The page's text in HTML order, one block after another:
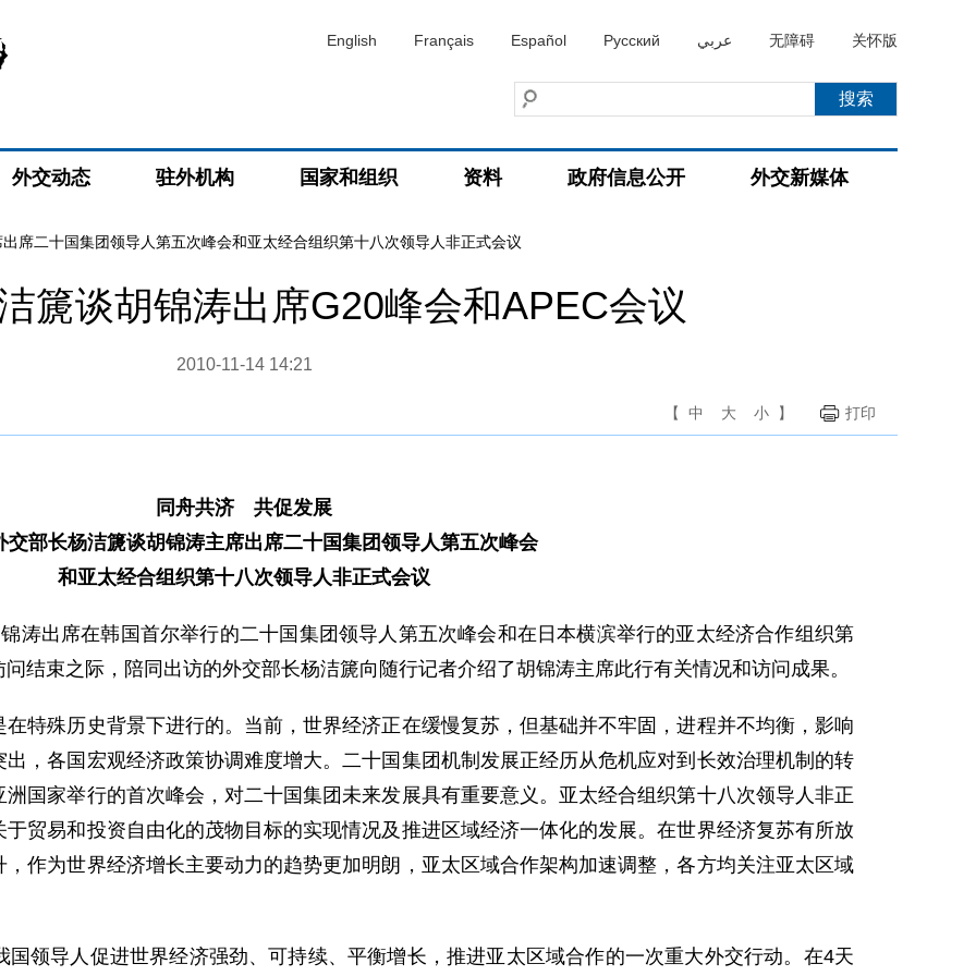
English Français Español Русский عربي 无障碍 关怀版
外交动态 驻外机构 国家和组织 资料 政府信息公开 外交新媒体
席二十国集团领导人第五次峰会和亚太经合组织第十八次领导人非正式会议
篪谈胡锦涛出席G20峰会和APEC会议
2010-11-14 14:21
【 中 大 小 】 打印
同舟共济 共促发展
部长杨洁篪谈胡锦涛主席出席二十国集团领导人第五次峰会
和亚太经合组织第十八次领导人非正式会议
出席在韩国首尔举行的二十国集团领导人第五次峰会和在日本横滨举行的亚太经济合作组织第
结束之际，陪同出访的外交部长杨洁篪向随行记者介绍了胡锦涛主席此行有关情况和访问成果。
殊历史背景下进行的。当前，世界经济正在缓慢复苏，但基础并不牢固，进程并不均衡，影响
，各国宏观经济政策协调难度增大。二十国集团机制发展正经历从危机应对到长效治理机制的转
国家举行的首次峰会，对二十国集团未来发展具有重要意义。亚太经合组织第十八次领导人非正
贸易和投资自由化的茂物目标的实现情况及推进区域经济一体化的发展。在世界经济复苏有所放
作为世界经济增长主要动力的趋势更加明朗，亚太区域合作架构加速调整，各方均关注亚太区域
导人促进世界经济强劲、可持续、平衡增长，推进亚太区域合作的一次重大外交行动。在4天